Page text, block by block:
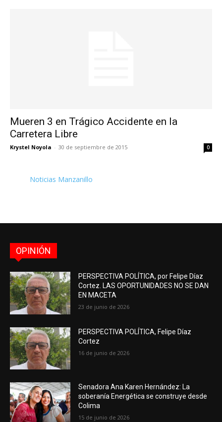
Mueren 3 en Trágico Accidente en la
Carretera Libre
Krystel Noyola - 30 de septiembre de 2015 0
Noticias Manzanillo
OPINIÓN
PERSPECTIVA POLÍTICA, por Felipe Díaz
Cortez. LAS OPORTUNIDADES NO SE DAN
EN MACETA
23 de junio de 2026
PERSPECTIVA POLÍTICA, Felipe Díaz
Cortez
16 de junio de 2026
Senadora Ana Karen Hernández: La
soberanía Energética se construye desde
Colima
15 de junio de 2026